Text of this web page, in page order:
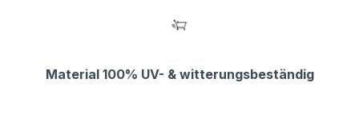
Material 100% UV- & witterungsbeständig